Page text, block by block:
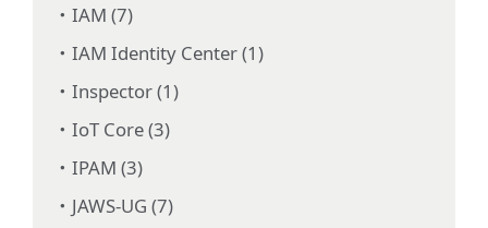
IAM (7)
IAM Identity Center (1)
Inspector (1)
IoT Core (3)
IPAM (3)
JAWS-UG (7)